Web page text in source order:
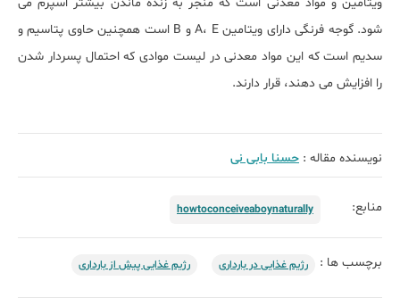
شود. گوجه فرنگی دارای ویتامین A، E و B است همچنین حاوی پتاسیم و
سدیم است که این مواد معدنی در لیست موادی که احتمال پسردار شدن
را افزایش می دهند، قرار دارند.
نویسنده مقاله : حسنا بابی نی
منابع: howtoconceiveaboynaturally
برچسب ها : رژیم غذایی در بارداری رژیم غذایی پیش از بارداری